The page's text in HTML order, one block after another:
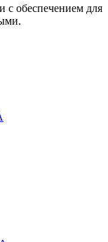
с обеспечением для